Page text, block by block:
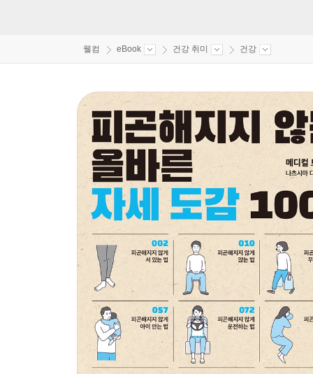
웰컴 eBook 건강 취미 건강